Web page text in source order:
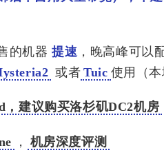
的机器 提速 ，晚高峰可以
或者 Tuic 使用（
，建议购买洛杉矶DC2机房
， 机房深度评测